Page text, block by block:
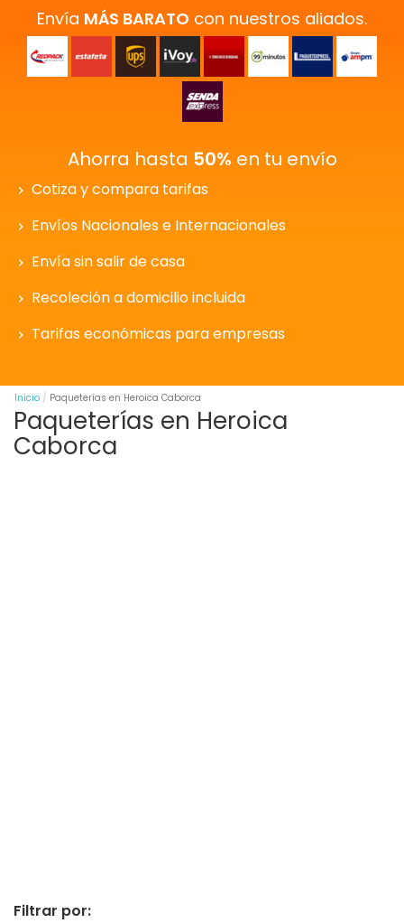
Envía MÁS BARATO con nuestros aliados.
Ahorra hasta 50% en tu envío
Cotiza y compara tarifas
Envíos Nacionales e Internacionales
Envía sin salir de casa
Recoleción a domicilio incluida
Tarifas económicas para empresas
Inicio Paqueterías en Heroica Caborca
Paqueterías en Heroica
Caborca
Filtrar por: